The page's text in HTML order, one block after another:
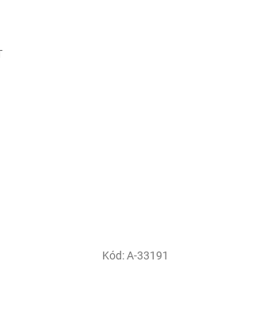
Kód:A-33191